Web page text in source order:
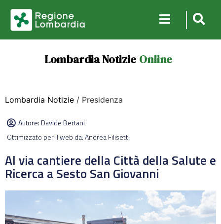
Lombardia Notizie Online
Lombardia Notizie / Presidenza
Autore:Davide Bertani
Ottimizzato per il web da: Andrea Filisetti
Al via cantiere della Città della Salute e
Ricerca a Sesto San Giovanni